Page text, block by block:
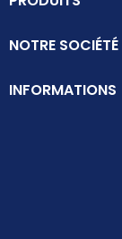
NOTRE SOCIÉTÉ
INFORMATIONS